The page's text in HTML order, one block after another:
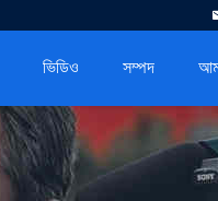
ভিডিও সম্পদ